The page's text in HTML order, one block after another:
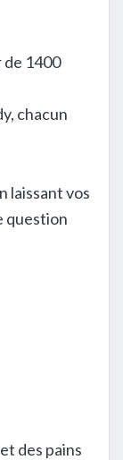
de 1400
chacun
laissant vos
question
des pains